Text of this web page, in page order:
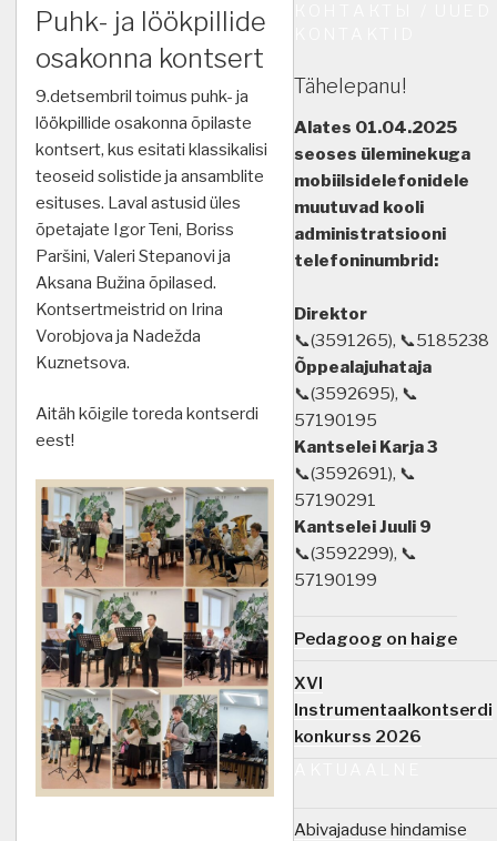
ON
Puhk- ja löökpillide
osakonna kontsert
9.detsembril toimus puhk- ja
löökpillide osakonna õpilaste
kontsert, kus esitati klassikalisi
teoseid solistide ja ansamblite
esituses. Laval astusid üles
õpetajate Igor Teni, Boriss
Paršini, Valeri Stepanovi ja
Aksana Bužina õpilased.
Kontsertmeistrid on Irina
Vorobjova ja Nadežda
Kuznetsova.
Aitäh kõigile toreda kontserdi
eest!
Tähelepanu!
Alates 01.04.2025
seoses üleminekuga
mobiilsidelefonidele
muutuvad kooli
administratsiooni
telefoninumbrid:
Direktor
📞(3591265), 📞5185238
Õppealajuhataja
📞(3592695), 📞
57190195
Kantselei Karja 3
📞(3592691), 📞
57190291
Kantselei Juuli 9
📞(3592299), 📞
57190199
Pedagoog on haige
XVI
Instrumentaalkontserdi
konkurss 2026
Abivajaduse hindamise